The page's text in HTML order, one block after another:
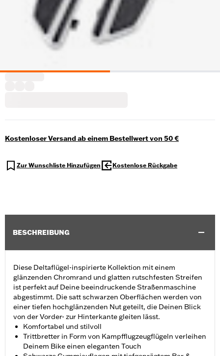
Kostenloser Versand ab einem Bestellwert von 50 €
Zur Wunschliste Hinzufügen Kostenlose Rückgabe
BESCHREIBUNG
Diese Deltaflügel-inspirierte Kollektion mit einem
glänzenden Chromrand und glatten rutschfesten Streifen
ist perfekt auf Deine beeindruckende Straßenmaschine
abgestimmt. Die satt schwarzen Oberflächen werden von
einer tiefen hochglänzenden Nut geteilt, die Deinen Blick
von der Vorder- zur Hinterkante gleiten lässt.
Komfortabel und stilvoll
Trittbretter in Form von Kampfflugzeugflügeln verleihen
Deinem Bike einen eleganten Touch